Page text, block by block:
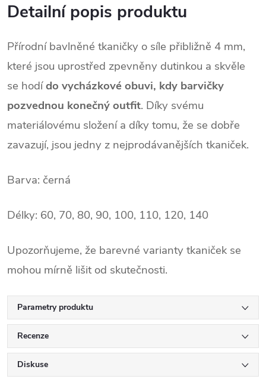
Detailní popis produktu
Přírodní bavlněné tkaničky o síle přibližně 4 mm,
které jsou uprostřed zpevněny dutinkou a skvěle
se hodído vycházkové obuvi, kdy barvičky
pozvednou konečný outfit. Díky svému
materiálovému složení a díky tomu, že se dobře
zavazují, jsou jedny z nejprodávanějších tkaniček.
Barva: černá
Délky: 60, 70, 80, 90, 100, 110, 120, 140
Upozorňujeme, že barevné varianty tkaniček se
mohou mírně lišit od skutečnosti.
Parametry produktu
Recenze
Diskuse